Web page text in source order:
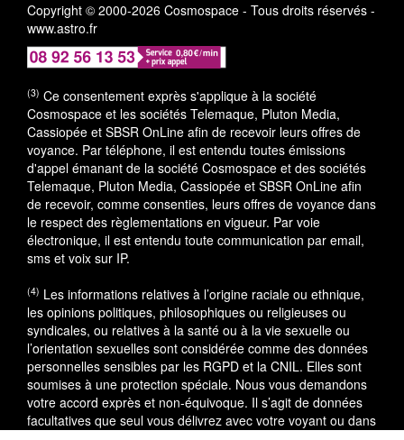
Copyright © 2000-2026 Cosmospace - Tous droits réservés -
www.astro.fr
(3) Ce consentement exprès s'applique à la société
Cosmospace et les sociétés Telemaque, Pluton Media,
Cassiopée et SBSR OnLine afin de recevoir leurs offres de
voyance. Par téléphone, il est entendu toutes émissions
d'appel émanant de la société Cosmospace et des sociétés
Telemaque, Pluton Media, Cassiopée et SBSR OnLine afin
de recevoir, comme consenties, leurs offres de voyance dans
le respect des règlementations en vigueur. Par voie
électronique, il est entendu toute communication par email,
sms et voix sur IP.
(4) Les informations relatives à l’origine raciale ou ethnique,
les opinions politiques, philosophiques ou religieuses ou
syndicales, ou relatives à la santé ou à la vie sexuelle ou
l’orientation sexuelles sont considérée comme des données
personnelles sensibles par les RGPD et la CNIL. Elles sont
soumises à une protection spéciale. Nous vous demandons
votre accord exprès et non-équivoque. Il s’agit de données
facultatives que seul vous délivrez avec votre voyant ou dans